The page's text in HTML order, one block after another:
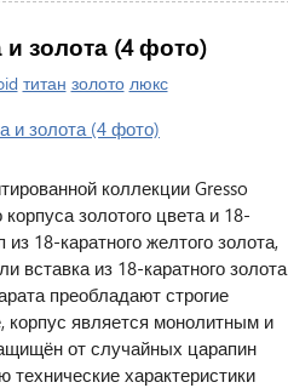
и золота (4 фото)
титан золото люкс
коллекции Gresso
золотого цвета и 18-
18-каратного желтого золота,
вставка из 18-каратного золота
преобладают строгие
является монолитным и
от случайных царапин
характеристики